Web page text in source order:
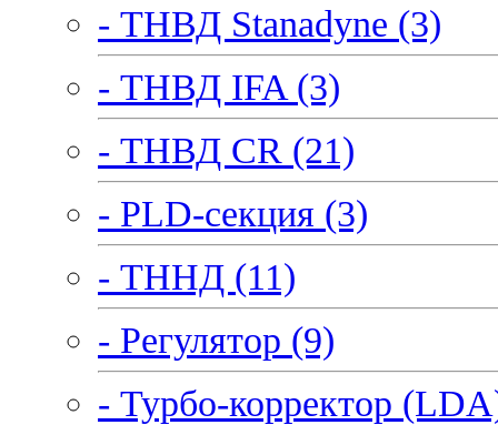
- ТНВД Stanadyne (3)
- ТНВД IFA (3)
- ТНВД CR (21)
- PLD-секция (3)
- ТННД (11)
- Регулятор (9)
- Турбо-корректор